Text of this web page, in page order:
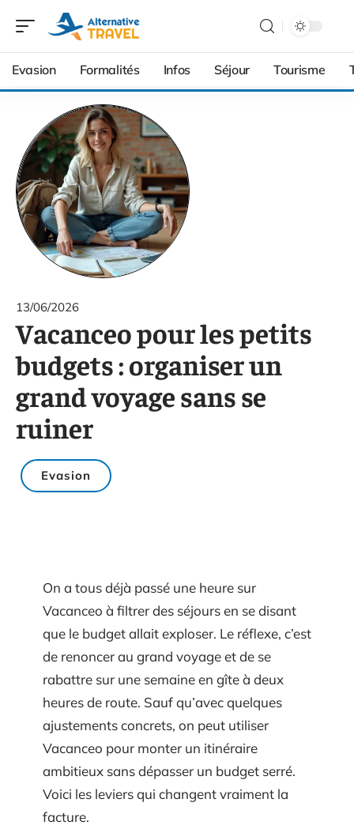
Evasion Formalités Infos Séjour Tourisme
13/06/2026
Vacanceo pour les petits
budgets : organiser un
grand voyage sans se
ruiner
Evasion
On a tous déjà passé une heure sur
Vacanceo à filtrer des séjours en se disant
que le budget allait exploser. Le réflexe, c’est
de renoncer au grand voyage et de se
rabattre sur une semaine en gîte à deux
heures de route. Sauf qu’avec quelques
ajustements concrets, on peut utiliser
Vacanceo pour monter un itinéraire
ambitieux sans dépasser un budget serré.
Voici les leviers qui changent vraiment la
facture.